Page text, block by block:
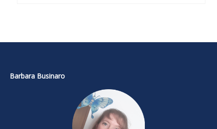
Barbara Businaro